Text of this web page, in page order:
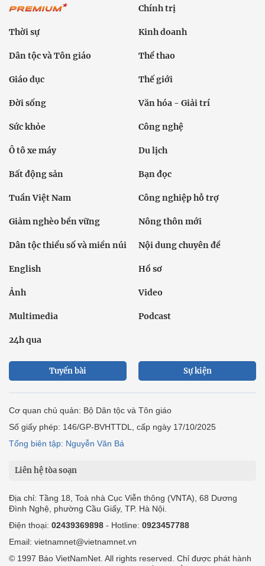
Chính trị
Thời sự Kinh doanh
Dân tộc và Tôn giáo Thể thao
Giáo dục Thế giới
Đời sống Văn hóa - Giải trí
Sức khỏe Công nghệ
Ô tô xe máy Du lịch
Bất động sản Bạn đọc
Tuần Việt Nam Công nghiệp hỗ trợ
Giảm nghèo bền vững Nông thôn mới
Dân tộc thiểu số và miền núi Nội dung chuyên đề
English Hồ sơ
Ảnh Video
Multimedia Podcast
24h qua
Tuyến bài Sự kiện
Cơ quan chủ quản: Bộ Dân tộc và Tôn giáo
Số giấy phép: 146/GP-BVHTTDL, cấp ngày 17/10/2025
Tổng biên tập: Nguyễn Văn Bá
Liên hệ tòa soạn
Địa chỉ: Tầng 18, Toà nhà Cục Viễn thông (VNTA), 68 Dương
Đình Nghệ, phường Cầu Giấy, TP. Hà Nội.
Điện thoại: 02439369898 - Hotline: 0923457788
Email: vietnamnet@vietnamnet.vn
© 1997 Báo VietNamNet. All rights reserved. Chỉ được phát hành